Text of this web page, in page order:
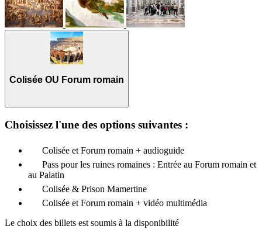
Colisée OU Forum romain
Choisissez l'une des options suivantes :
Colisée et Forum romain + audioguide
Pass pour les ruines romaines : Entrée au Forum romain et
au Palatin
Colisée & Prison Mamertine
Colisée et Forum romain + vidéo multimédia
Le choix des billets est soumis à la disponibilité